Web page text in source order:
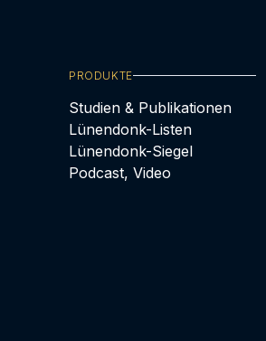
PRODUKTE
Studien & Publikationen
Lünendonk-Listen
Lünendonk-Siegel
Podcast, Video